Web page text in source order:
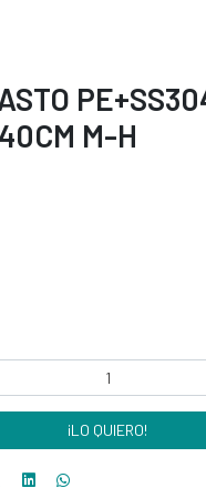
M-H
¡LO QUIERO!